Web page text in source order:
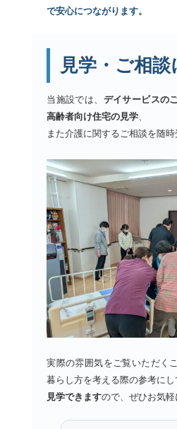
で安心につながります。
見学・ご相
当施設では、 デイサービスの
高齢者向け住宅の見学
また介護に関するご相談を随時
実際の雰囲気をご覧いただく
暮らし方を考える際の参考にし
見学できますので、ぜひお気軽